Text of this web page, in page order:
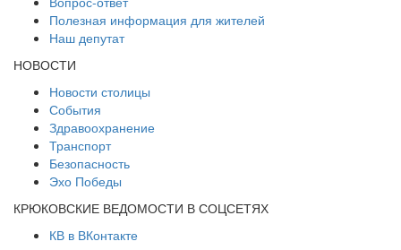
Полезная информация для жителей
Наш депутат
НОВОСТИ
Новости столицы
События
Здравоохранение
Транспорт
Безопасность
Эхо Победы
КРЮКОВСКИЕ ВЕДОМОСТИ В СОЦСЕТЯХ
КВ в ВКонтакте